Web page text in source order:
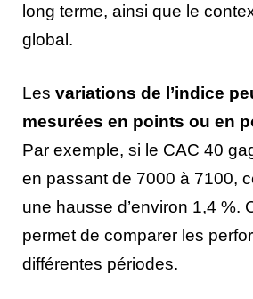
long terme, ainsi que le
global.
Les variations de l’indice
mesurées en points ou en
Par exemple, si le CAC 40
en passant de 7000 à 7100,
une hausse d’environ 1,4 %.
permet de comparer les
différentes périodes.